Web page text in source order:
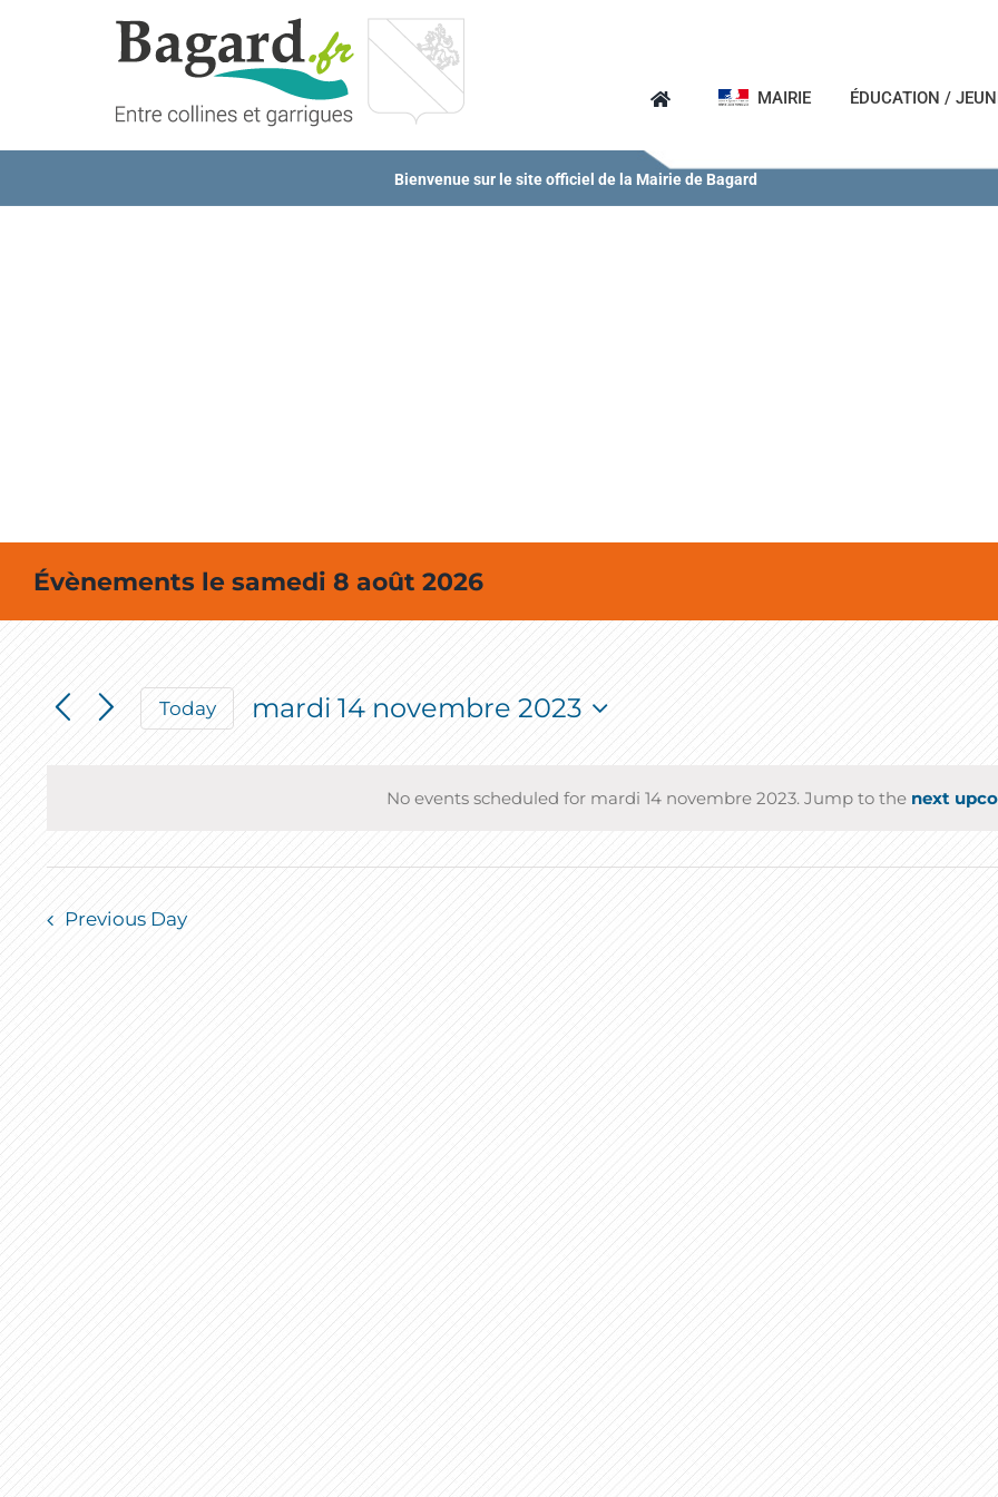
MAIRIE ÉDUCATION /
Bienvenue sur le site officiel de la Mairie de Bagard
Évènements le samedi 8 août 2026
No events scheduled for mardi 14 novembre 2023. Jump to the next
Today
mardi 14 novembre 2023
Select
date.
Previous Day